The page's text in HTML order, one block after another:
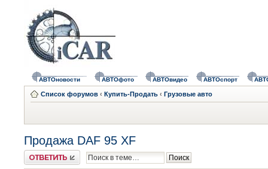
АВТОновости АВТОфото АВТОвидео АВТОспорт
Список форумов ‹ Купить-Продать ‹ Грузовые авто
Продажа DAF 95 XF
Ответить